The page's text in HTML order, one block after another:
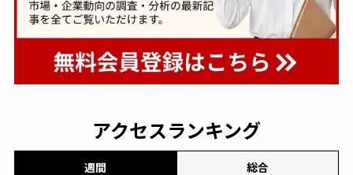
アクセスランキング
週間 総合